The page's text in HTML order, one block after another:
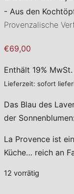
- Aus den
Provenzalische
€69,00
Enthält 19% MwSt.
Lieferzeit: sofort
Das Blau des
der Sonnenblumen:
La Provence ist
Küche… reich an
12 vorrätig